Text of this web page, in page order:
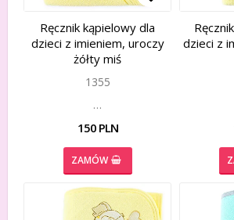
Add to
Add to
Ręcznik kąpielowy dla
dzieci z imieniem, uroczy
żółty miś
1355
…
150 PLN
ZAMÓW
dzieci z